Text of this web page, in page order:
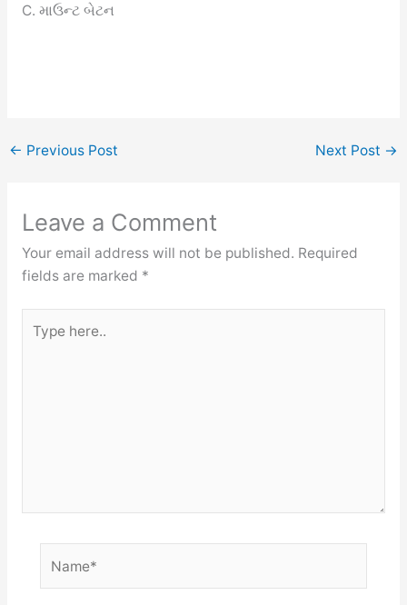
C. માઉન્ટ બેટન
← Previous Post Next Post →
Leave a Comment
Your email address will not be published. Required
fields are marked *
here..